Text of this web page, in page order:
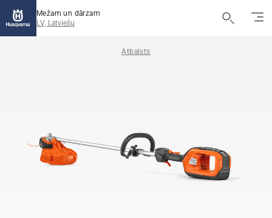
Mežam un dārzam
LV, Latviešu
Atbalsts